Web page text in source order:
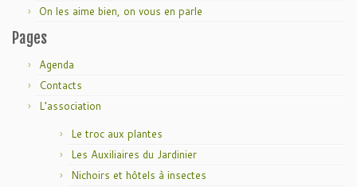
On les aime bien, on vous en parle
Pages
Agenda
Contacts
L’association
Le troc aux plantes
Les Auxiliaires du Jardinier
Nichoirs et hôtels à insectes